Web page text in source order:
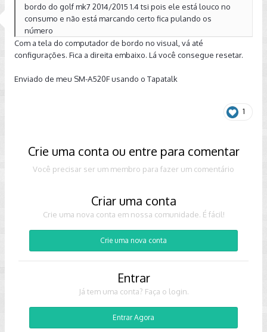
bordo do golf mk7 2014/2015 1.4 tsi pois ele está louco no
consumo e não está marcando certo fica pulando os
número
Com a tela do computador de bordo no visual, vá até
configurações. Fica a direita embaixo. Lá você consegue resetar.
Enviado de meu SM-A520F usando o Tapatalk
1
Crie uma conta ou entre para comentar
Você precisar ser um membro para fazer um comentário
Criar uma conta
Crie uma nova conta em nossa comunidade. É fácil!
Crie uma nova conta
Entrar
Já tem uma conta? Faça o login.
Entrar Agora